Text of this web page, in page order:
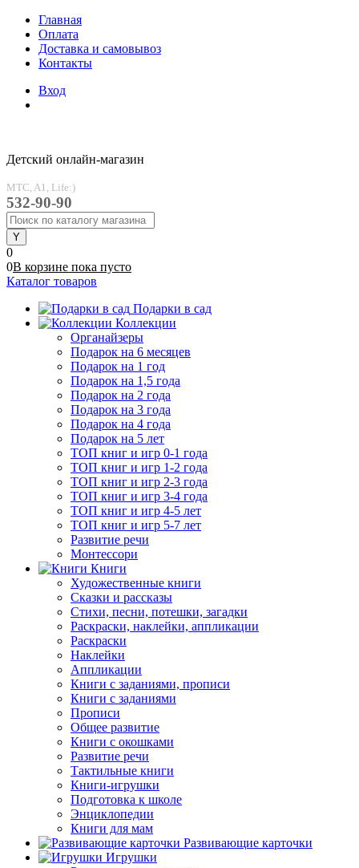
Главная
Оплата
Доставка и самовывоз
Контакты
Вход
Детский онлайн-магазин
MTC, A1, Life:)
532-90-90
0
0В корзине пока пусто
Каталог товаров
Подарки в сад
Коллекции
Органайзеры
Подарок на 6 месяцев
Подарок на 1 год
Подарок на 1,5 года
Подарок на 2 года
Подарок на 3 года
Подарок на 4 года
Подарок на 5 лет
ТОП книг и игр 0-1 года
ТОП книг и игр 1-2 года
ТОП книг и игр 2-3 года
ТОП книг и игр 3-4 года
ТОП книг и игр 4-5 лет
ТОП книг и игр 5-7 лет
Развитие речи
Монтессори
Книги
Художественные книги
Сказки и рассказы
Стихи, песни, потешки, загадки
Раскраски, наклейки, аппликации
Раскраски
Наклейки
Аппликации
Книги с заданиями, прописи
Книги с заданиями
Прописи
Общее развитие
Книги с окошками
Развитие речи
Тактильные книги
Книги-игрушки
Подготовка к школе
Энциклопедии
Книги для мам
Развивающие карточки
Игрушки